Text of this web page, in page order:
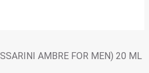
AMBRE FOR MEN) 20 ML